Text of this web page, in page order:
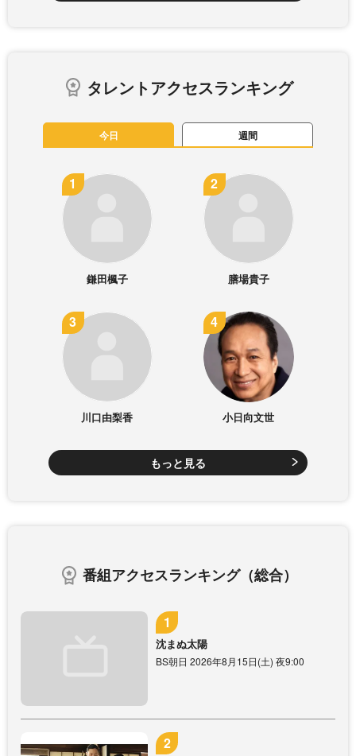
タレントアクセスランキング
今日 週間
鎌田楓子 膳場貴子
川口由梨香 小日向文世
もっと見る
番組アクセスランキング（総合）
沈まぬ太陽
BS朝日 2026年8月15日(土) 夜9:00